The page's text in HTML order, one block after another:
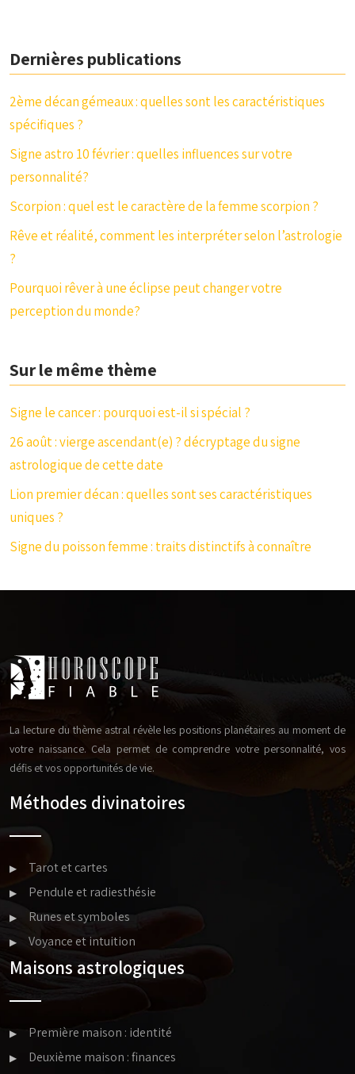
Dernières publications
2ème décan gémeaux : quelles sont les caractéristiques
spécifiques ?
Signe astro 10 février : quelles influences sur votre
personnalité?
Scorpion : quel est le caractère de la femme scorpion ?
Rêve et réalité, comment les interpréter selon l’astrologie
?
Pourquoi rêver à une éclipse peut changer votre
perception du monde?
Sur le même thème
Signe le cancer : pourquoi est-il si spécial ?
26 août : vierge ascendant(e) ? décryptage du signe
astrologique de cette date
Lion premier décan : quelles sont ses caractéristiques
uniques ?
Signe du poisson femme : traits distinctifs à connaître
La lecture du thème astral révèle les positions planétaires au moment de
votre naissance. Cela permet de comprendre votre personnalité, vos
défis et vos opportunités de vie.
Méthodes divinatoires
Tarot et cartes
Pendule et radiesthésie
Runes et symboles
Voyance et intuition
Maisons astrologiques
Première maison : identité
Deuxième maison : finances